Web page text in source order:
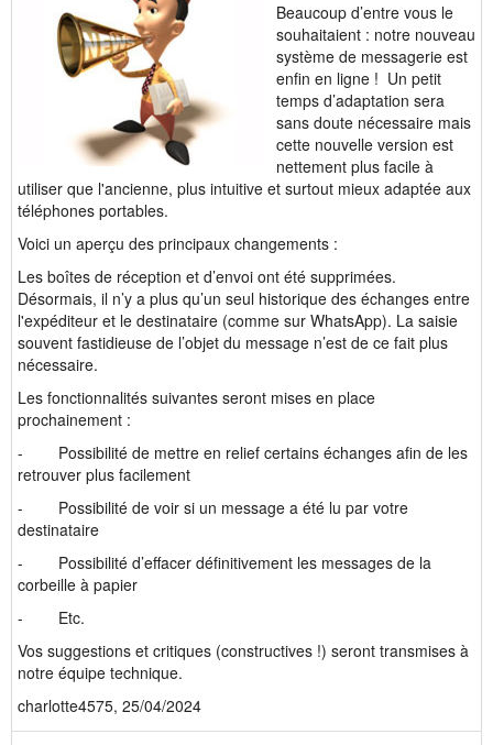
Beaucoup d’entre vous le
souhaitaient : notre nouveau
système de messagerie est
enfin en ligne ! Un petit
temps d’adaptation sera
sans doute nécessaire mais
cette nouvelle version est
nettement plus facile à
utiliser que l'ancienne, plus intuitive et surtout mieux adaptée aux
téléphones portables.
Voici un aperçu des principaux changements :
Les boîtes de réception et d’envoi ont été supprimées.
Désormais, il n’y a plus qu’un seul historique des échanges entre
l'expéditeur et le destinataire (comme sur WhatsApp). La saisie
souvent fastidieuse de l’objet du message n’est de ce fait plus
nécessaire.
Les fonctionnalités suivantes seront mises en place
prochainement :
- Possibilité de mettre en relief certains échanges afin de les
retrouver plus facilement
- Possibilité de voir si un message a été lu par votre
destinataire
- Possibilité d’effacer définitivement les messages de la
corbeille à papier
- Etc.
Vos suggestions et critiques (constructives !) seront transmises à
notre équipe technique.
charlotte4575, 25/04/2024